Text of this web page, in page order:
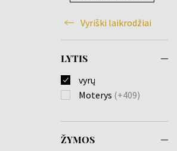
Vyriški laikrodžiai
LYTIS
vyrų
Moterys (+409)
ŽYMOS